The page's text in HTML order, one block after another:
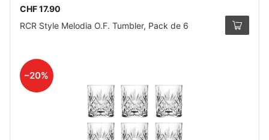
CHF 17.90
RCR Style Melodia O.F. Tumbler, Pack de 6
–20%